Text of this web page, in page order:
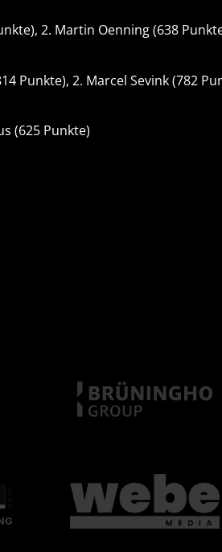
2. Martin Oenning (638
Punkte), 2. Marcel Sevink (782
(625 Punkte)